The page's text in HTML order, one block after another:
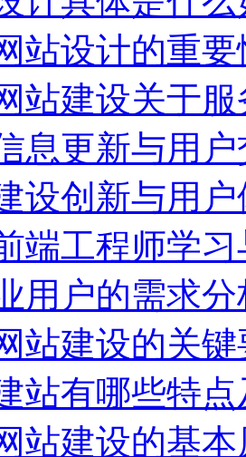
站设计的重要
站建设关于
息更新与用
设创新与用
端工程师学
用户的需求
站建设的关
站有哪些特
站建设的基本